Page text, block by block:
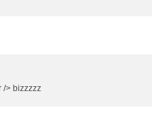
/> bizzzzz